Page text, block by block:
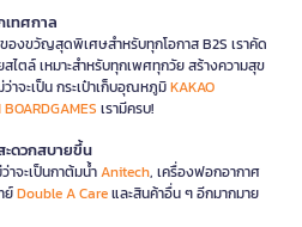
ทศกาล
งขวัญสุดพิเศษสำหรับทุกโอกาส B2S เราคัด
ไตล์ เหมาะสำหรับทุกเพศทุกวัย สร้างความสุข
จะเป็น กระเป๋าเก็บอุณหภูมิKAKAO
เรามีครบ!
ะดวกสบายขึ้น
าจะเป็นกาต้มน้ำAnitech, เครื่องฟอกอากาศ
ย์Double A Careและสินค้าอื่น ๆ อีกมากมาย